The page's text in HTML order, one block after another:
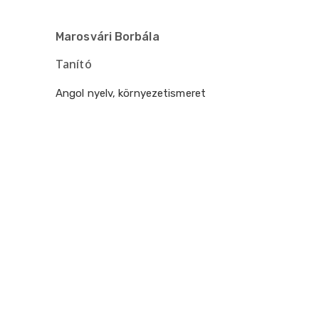
Marosvári Borbála
Tanító
Angol nyelv, környezetismeret